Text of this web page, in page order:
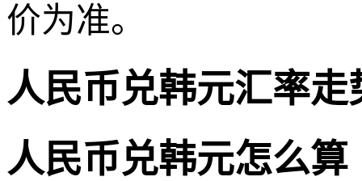
价为准。
人民币兑韩元汇率走
人民币兑韩元怎么算